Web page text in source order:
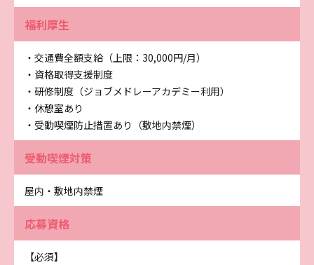
福利厚生
・交通費全額支給（上限：30,000円/月）
・資格取得支援制度
・研修制度（ジョブメドレーアカデミー利用）
・休憩室あり
・受動喫煙防止措置あり（敷地内禁煙）
受動喫煙対策
屋内・敷地内禁煙
応募資格
【必須】